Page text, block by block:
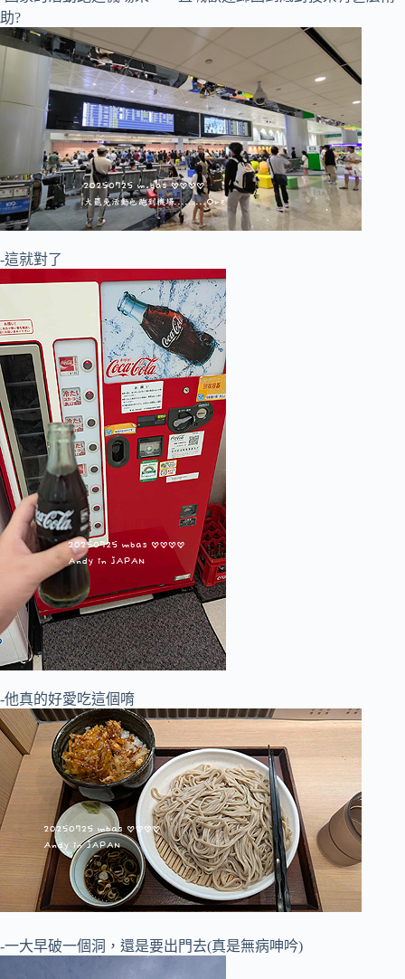
助?
-這就對了
-他真的好愛吃這個唷
-一大早破一個洞，還是要出門去(真是無病呻吟)